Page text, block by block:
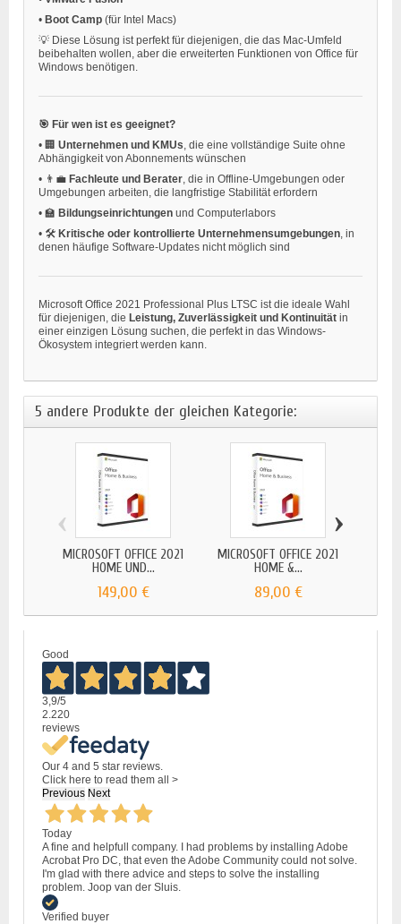
• Boot Camp (für Intel Macs)
💡 Diese Lösung ist perfekt für diejenigen, die das Mac-Umfeld
beibehalten wollen, aber die erweiterten Funktionen von Office für
Windows benötigen.
🎯 Für wen ist es geeignet?
• 🏢 Unternehmen und KMUs , die eine vollständige Suite ohne
Abhängigkeit von Abonnements wünschen
• 👨‍💼 Fachleute und Berater , die in Offline-Umgebungen oder
Umgebungen arbeiten, die langfristige Stabilität erfordern
• 🏫 Bildungseinrichtungen und Computerlabors
• 🛠️ Kritische oder kontrollierte Unternehmensumgebungen , in
denen häufige Software-Updates nicht möglich sind
Microsoft Office 2021 Professional Plus LTSC ist die ideale Wahl
für diejenigen, die Leistung, Zuverlässigkeit und Kontinuität in
einer einzigen Lösung suchen, die perfekt in das Windows-
Ökosystem integriert werden kann.
5 andere Produkte der gleichen Kategorie:
MICROSOFT OFFICE 2021
HOME UND...
149,00 €
MICROSOFT OFFICE 2021
HOME &...
89,00 €
‹ ›
Good
3,9/5
2.220
reviews
Our 4 and 5 star reviews.
Click here to read them all >
Previous Next
Today
A fine and helpfull company. I had problems by installing Adobe
Acrobat Pro DC, that even the Adobe Community could not solve.
I'm glad with there advice and steps to solve the installing
problem. Joop van der Sluis.
Verified buyer